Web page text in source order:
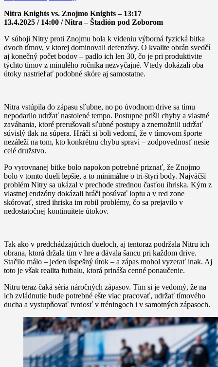
Nitra Knights vs. Znojmo Knights – 13:17
13.4.2025 / 14:00 / Nitra – Štadión pod Zoborom
V súboji Nitry proti Znojmu bola k videniu výborná fyzická bitka
dvoch tímov, v ktorej dominovali defenzívy. O kvalite obrán svedčí
aj konečný počet bodov – padlo ich len 30, čo je pri produktivite
týchto tímov z minulého ročníka nezvyčajné. Vtedy dokázali oba
útoky nastrieľať podobné skóre aj samostatne.
Nitra vstúpila do zápasu sľubne, no po úvodnom drive sa tímu
nepodarilo udržať nastolené tempo. Postupne prišli chyby a vlastné
zaváhania, ktoré prerušovali sľubné postupy a znemožnili udržať
súvislý tlak na súpera. Hráči si boli vedomí, že v tímovom športe
nezáleží na tom, kto konkrétnu chybu spraví – zodpovednosť nesie
celé družstvo.
Po vyrovnanej bitke bolo napokon potrebné priznať, že Znojmo
bolo v tomto dueli lepšie, a to minimálne o tri-štyri body. Najväčší
problém Nitry sa ukázal v prechode strednou časťou ihriska. Kým z
vlastnej endzóny dokázali hráči posúvať loptu a v red zone
skórovať, stred ihriska im robil problémy, čo sa prejavilo v
nedostatočnej kontinuitete útokov.
Tak ako v predchádzajúcich dueloch, aj tentoraz podržala Nitru ich
obrana, ktorá držala tím v hre a dávala šancu pri každom drive.
Stačilo málo – jeden úspešný útok – a zápas mohol vyzerať inak. Aj
toto je však realita futbalu, ktorá prináša cenné ponaučenie.
Nitru teraz čaká séria náročných zápasov. Tím si je vedomý, že na
ich zvládnutie bude potrebné ešte viac pracovať, udržať tímového
ducha a vystupňovať tvrdosť v tréningoch i v samotných zápasoch.